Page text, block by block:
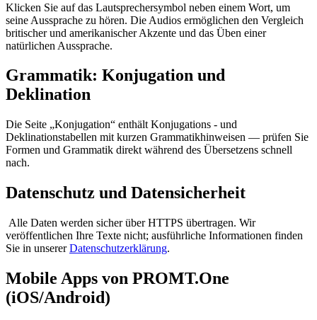
Klicken Sie auf das Lautsprechersymbol neben einem Wort, um
seine Aussprache zu hören. Die Audios ermöglichen den Vergleich
britischer und amerikanischer Akzente und das Üben einer
natürlichen Aussprache.
Grammatik: Konjugation und
Deklination
Die Seite „Konjugation“ enthält Konjugations - und
Deklinationstabellen mit kurzen Grammatikhinweisen — prüfen Sie
Formen und Grammatik direkt während des Übersetzens schnell
nach.
Datenschutz und Datensicherheit
Alle Daten werden sicher über HTTPS übertragen. Wir
veröffentlichen Ihre Texte nicht; ausführliche Informationen finden
Sie in unsererDatenschutzerklärung.
Mobile Apps von PROMT.One
(iOS/Android)